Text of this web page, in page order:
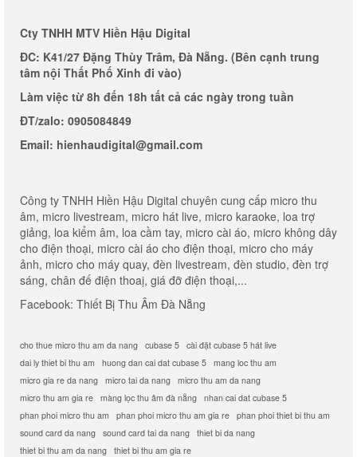
Cty TNHH MTV Hiền Hậu Digital
ĐC: K41/27 Đặng Thùy Trâm, Đà Nẵng. (Bên cạnh trung
tâm nội Thất Phố Xinh đi vào)
Làm việc từ 8h đến 18h tất cả các ngày trong tuần
ĐT/zalo: 0905084849
Email: hienhaudigital@gmail.com
Công ty TNHH Hiền Hậu Digital chuyên cung cấp micro thu
âm, micro livestream, micro hát live, micro karaoke, loa trợ
giảng, loa kiểm âm, loa cầm tay, micro cài áo, micro không dây
cho điện thoại, micro cài áo cho điện thoại, micro cho máy
ảnh, micro cho máy quay, đèn livestream, đèn studio, đèn trợ
sáng, chân đế điện thoaị, giá đỡ điện thoại,...
Facebook: Thiết Bị Thu Âm Đà Nẵng
cho thue micro thu am da nang cubase 5 cài đặt cubase 5 hát live
dai ly thiet bi thu am
huong dan cai dat cubase 5 mang loc thu am
micro gia re da nang micro tai da nang micro thu am da nang
micro thu am gia re màng lọc thu âm đà nẵng nhan cai dat cubase 5
phan phoi micro thu am
phan phoi micro thu am gia re phan phoi thiet bi thu am
sound card da nang sound card tai da nang thiet bi da nang
thiet bi thu am da nang thiet bi thu am gia re